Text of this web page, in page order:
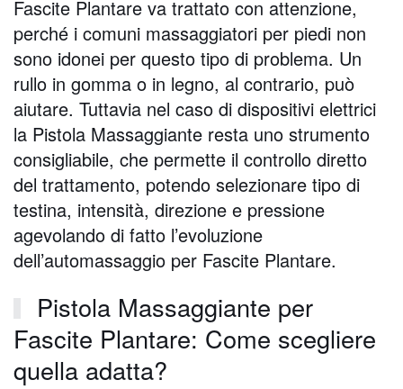
Fascite Plantare va trattato con attenzione,
perché i comuni massaggiatori per piedi non
sono idonei per questo tipo di problema. Un
rullo in gomma o in legno, al contrario, può
aiutare. Tuttavia nel caso di dispositivi elettrici
la Pistola Massaggiante resta uno strumento
consigliabile, che permette il controllo diretto
del trattamento, potendo selezionare tipo di
testina, intensità, direzione e pressione
agevolando di fatto l’evoluzione
dell’automassaggio per Fascite Plantare.
Pistola Massaggiante per
Fascite Plantare: Come scegliere
quella adatta?